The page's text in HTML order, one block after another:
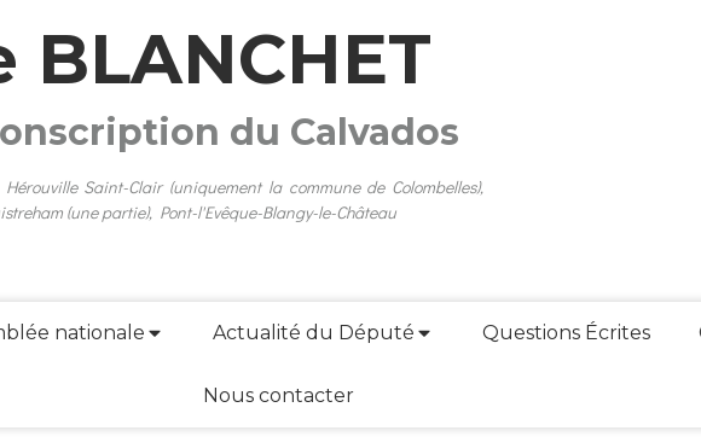
du Calvados
Saint-Clair (uniquement la commune de Colombelles),
(une partie), Pont-l'Evêque-Blangy-le-Château
nationale Actualité du Député Questions Écrites
Nous contacter